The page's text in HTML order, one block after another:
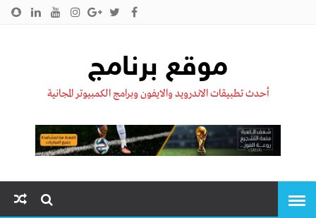
موقع برنامج
أحدث تطبيقات الاندرويد والايفون وبرامج الكمبيوتر المجانية